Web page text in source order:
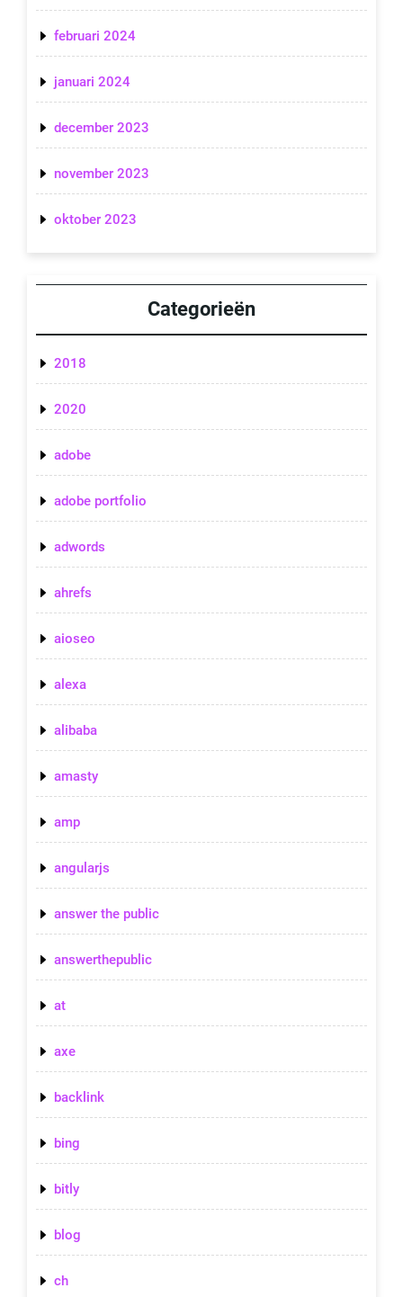
februari 2024
januari 2024
december 2023
november 2023
oktober 2023
Categorieën
2018
2020
adobe
adobe portfolio
adwords
ahrefs
aioseo
alexa
alibaba
amasty
amp
angularjs
answer the public
answerthepublic
at
axe
backlink
bing
bitly
blog
ch